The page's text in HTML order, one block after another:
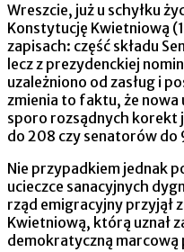
Wreszcie, już u schyłku
Konstytucję Kwietniową
zapisach: część składu
lecz z prezydenckiej
uzależniono od zasług i
zmienia to faktu, że nowa
sporo rozsądnych korekt
do 208 czy senatorów do
Nie przypadkiem jednak
ucieczce sanacyjnych
rząd emigracyjny przyjął
Kwietniową, którą uznał
demokratyczną